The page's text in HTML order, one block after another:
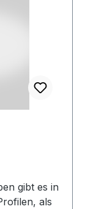
6F
mm:
gibt es in
als